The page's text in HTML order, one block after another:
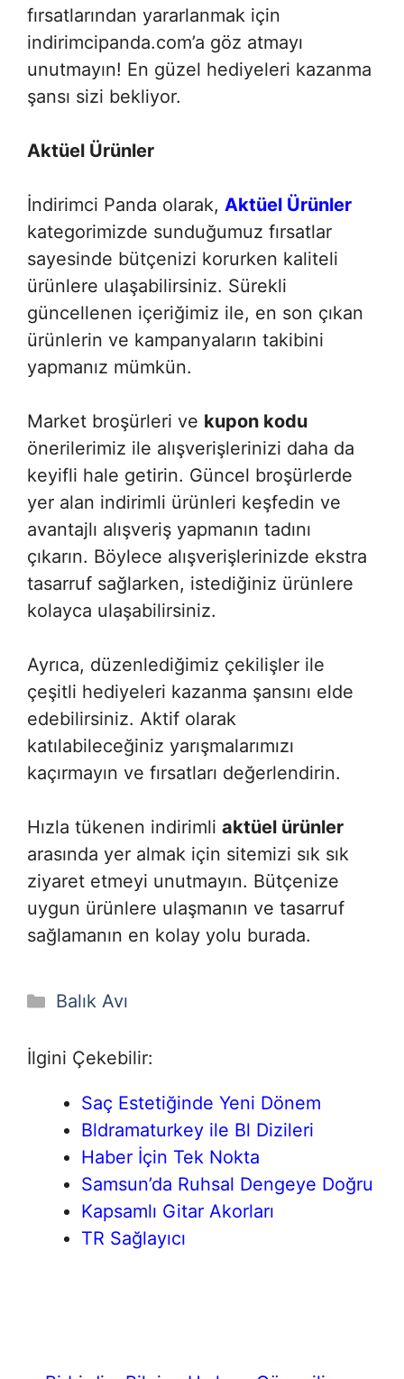
fırsatlarından yararlanmak için
indirimcipanda.com’a göz atmayı
unutmayın! En güzel hediyeleri kazanma
şansı sizi bekliyor.
Aktüel Ürünler
İndirimci Panda olarak, Aktüel Ürünler
kategorimizde sunduğumuz fırsatlar
sayesinde bütçenizi korurken kaliteli
ürünlere ulaşabilirsiniz. Sürekli
güncellenen içeriğimiz ile, en son çıkan
ürünlerin ve kampanyaların takibini
yapmanız mümkün.
Market broşürleri ve kupon kodu
önerilerimiz ile alışverişlerinizi daha da
keyifli hale getirin. Güncel broşürlerde
yer alan indirimli ürünleri keşfedin ve
avantajlı alışveriş yapmanın tadını
çıkarın. Böylece alışverişlerinizde ekstra
tasarruf sağlarken, istediğiniz ürünlere
kolayca ulaşabilirsiniz.
Ayrıca, düzenlediğimiz çekilişler ile
çeşitli hediyeleri kazanma şansını elde
edebilirsiniz. Aktif olarak
katılabileceğiniz yarışmalarımızı
kaçırmayın ve fırsatları değerlendirin.
Hızla tükenen indirimli aktüel ürünler
arasında yer almak için sitemizi sık sık
ziyaret etmeyi unutmayın. Bütçenize
uygun ürünlere ulaşmanın ve tasarruf
sağlamanın en kolay yolu burada.
Kategoriler
Balık Avı
İlgini Çekebilir:
Saç Estetiğinde Yeni Dönem
Bldramaturkey ile Bl Dizileri
Haber İçin Tek Nokta
Samsun’da Ruhsal Dengeye Doğru
Kapsamlı Gitar Akorları
TR Sağlayıcı